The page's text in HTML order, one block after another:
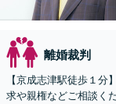
離婚裁判
【京成志津駅徒歩１
求や親権などご相談く